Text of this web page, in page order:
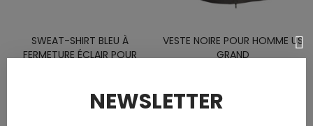
SWEAT-SHIRT BLEU À
FERMETURE ÉCLAIR POUR
VESTE NOIRE POUR HOMME US
GRAND
223,19 €
NEWSLETTER